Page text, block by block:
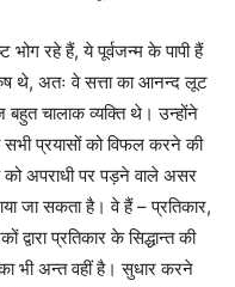
रहे हैं, ये पूर्वजन्म के पापी हैं
थे, अतः वे सत्ता का आनन्द लूट
चालाक व्यक्ति थे। उन्होंने
प्रयासों को विफल करने की
अपराधी पर पड़ने वाले असर
जा सकता है। वे हैं – प्रतिकार,
प्रतिकार के सिद्धान्त की
भी अन्त वहीं है। सुधार करने